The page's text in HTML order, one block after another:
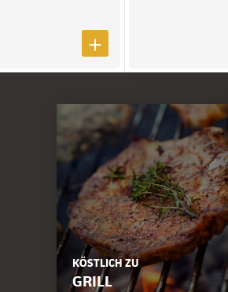
KÖSTLICH ZU
GRILL